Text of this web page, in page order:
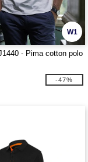
W1
- Pima cotton polo
-47%